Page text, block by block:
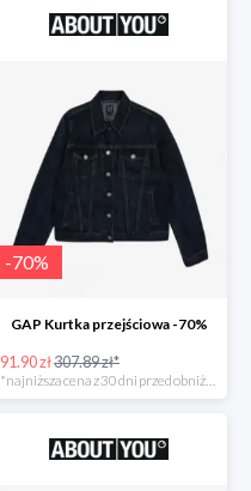
-70%
GAP Kurtka przejściowa -70%
91.90 zł307.89 zł*
*najniższa cena z 30 dni przed obniżką